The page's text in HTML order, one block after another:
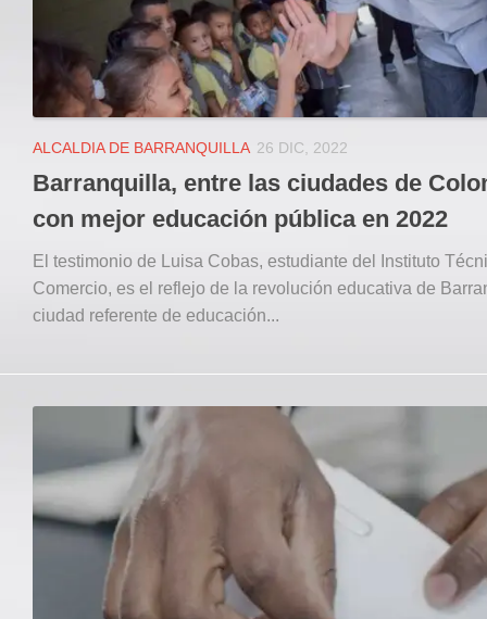
ALCALDIA DE BARRANQUILLA 26 DIC, 2022
Barranquilla, entre las ciudades de
con mejor educación pública en 2022
El testimonio de Luisa Cobas, estudiante del Instituto
Comercio, es el reflejo de la revolución educativa de
ciudad referente de educación...